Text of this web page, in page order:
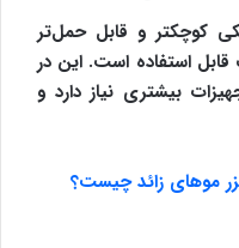
کوچکتر و قابل حمل‌تر
استفاده است. این در
بیشتری نیاز دارد و
موهای زائد چیست؟